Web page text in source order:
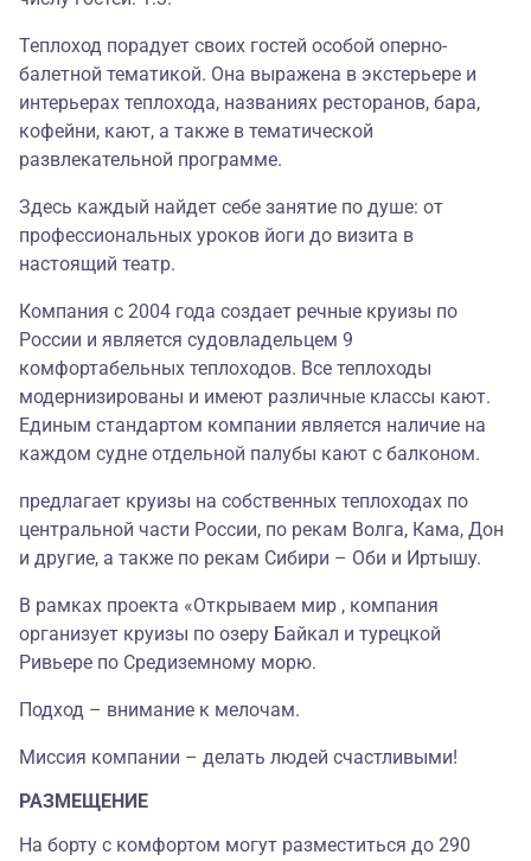
Теплоход порадует своих гостей особой оперно-
балетной тематикой. Она выражена в экстерьере и
интерьерах теплохода, названиях ресторанов, бара,
кофейни, кают, а также в тематической
развлекательной программе.
Здесь каждый найдет себе занятие по душе: от
профессиональных уроков йоги до визита в
настоящий театр.
Компания с 2004 года создает речные круизы по
России и является судовладельцем 9
комфортабельных теплоходов. Все теплоходы
модернизированы и имеют различные классы кают.
Единым стандартом компании является наличие на
каждом судне отдельной палубы кают с балконом.
предлагает круизы на собственных теплоходах по
центральной части России, по рекам Волга, Кама, Дон
и другие, а также по рекам Сибири – Оби и Иртышу.
В рамках проекта «Открываем мир , компания
организует круизы по озеру Байкал и турецкой
Ривьере по Средиземному морю.
Подход – внимание к мелочам.
Миссия компании – делать людей счастливыми!
РАЗМЕЩЕНИЕ
На борту с комфортом могут разместиться до 290